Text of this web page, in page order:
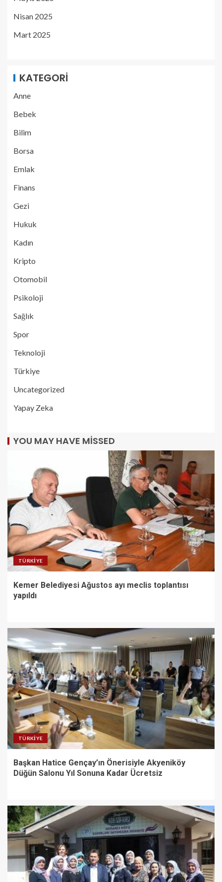
Nisan 2025
Mart 2025
KATEGORI
Anne
Bebek
Bilim
Borsa
Emlak
Finans
Gezi
Hukuk
Kadın
Kripto
Otomobil
Psikoloji
Sağlık
Spor
Teknoloji
Türkiye
Uncategorized
Yapay Zeka
YOU MAY HAVE MISSED
TÜRKIYE
Kemer Belediyesi Ağustos ayı meclis toplantısı
yapıldı
TÜRKIYE
Başkan Hatice Gençay’ın Önerisiyle Akyeniköy
Düğün Salonu Yıl Sonuna Kadar Ücretsiz